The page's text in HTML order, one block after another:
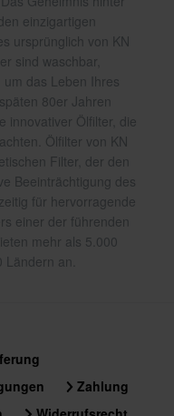
einzigartigen
ursprünglich von KN
sind waschbar,
das Leben Ihres
80er Jahren
innovativer Ölfilter, die
Ölfilter von KN
Filter, der den
Beeinträchtigung des
für hervorragende
einer der führenden
mehr als 5.000
an.
Zahlung